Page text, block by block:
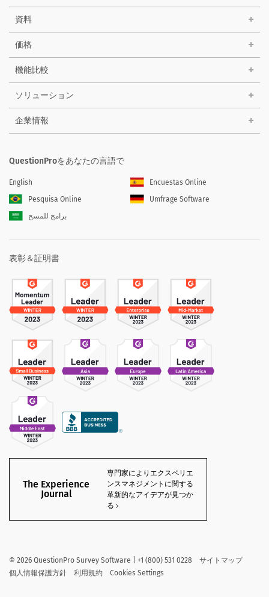
資料
価格
機能比較
ソリューション
企業情報
QuestionProをあなたの言語で
English
Encuestas Online
Pesquisa Online
Umfrage Software
برامج للمسح
表彰＆証明書
The Experience
Journal
専門家によりエクスペリエ
ンスマネジメントに関する
革新的なアイデアが見つか
る
© 2026 QuestionPro Survey Software | +1 (800) 531 0228
サイトマップ
個人情報保護方針
利用規約 Cookies Settings